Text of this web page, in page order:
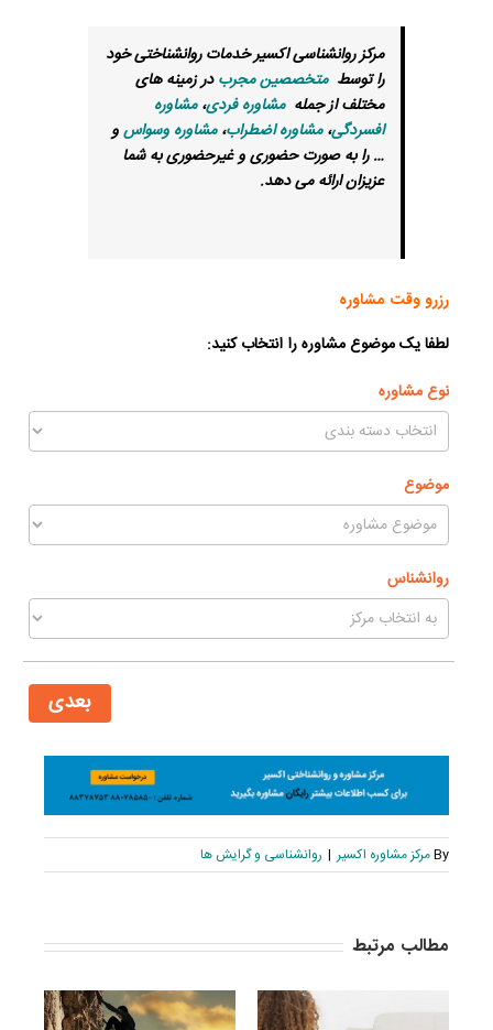
مرکز روانشناسی اکسیر خدمات روانشناختی خود
را توسط متخصصین مجربدر زمینه های
مختلف از جمله مشاوره فردی،مشاوره
افسردگی،مشاوره اضطراب،مشاوره وسواسو
… را به صورت حضوری و غیرحضوری به شما
عزیزان ارائه می دهد.
رزرو وقت مشاوره
لطفا یک موضوع مشاوره را انتخاب کنید:
نوع مشاوره
موضوع
روانشناس
بعدی
Byمرکز مشاوره اکسیر | روانشناسی و گرایش ها
مطالب مرتبط